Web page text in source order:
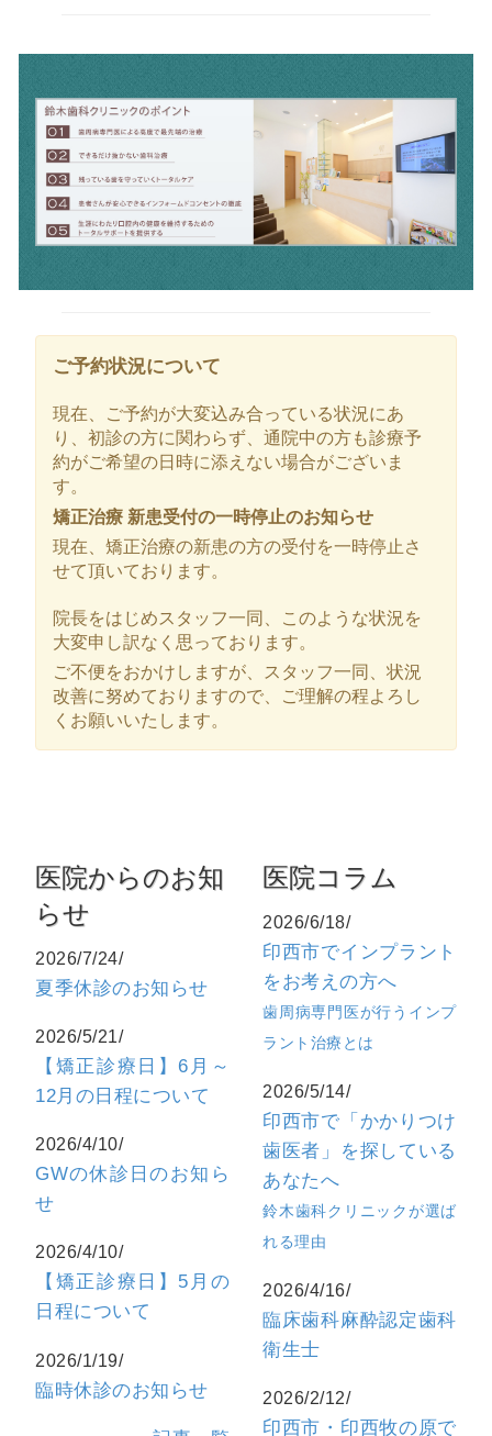
ご予約状況について
現在、ご予約が大変込み合っている状況にあ
り、初診の方に関わらず、通院中の方も診療予
約がご希望の日時に添えない場合がございま
す。
矯正治療 新患受付の一時停止のお知らせ
現在、矯正治療の新患の方の受付を一時停止さ
せて頂いております。
院長をはじめスタッフ一同、このような状況を
大変申し訳なく思っております。
ご不便をおかけしますが、スタッフ一同、状況
改善に努めておりますので、ご理解の程よろし
くお願いいたします。
医院からのお知
らせ
2026/7/24/
夏季休診のお知らせ
2026/5/21/
【矯正診療日】6月～
12月の日程について
2026/4/10/
GWの休診日のお知ら
せ
2026/4/10/
【矯正診療日】5月の
日程について
2026/1/19/
臨時休診のお知らせ
医院コラム
2026/6/18/
印西市でインプラント
をお考えの方へ
歯周病専門医が行うインプ
ラント治療とは
2026/5/14/
印西市で「かかりつけ
歯医者」を探している
あなたへ
鈴木歯科クリニックが選ば
れる理由
2026/4/16/
臨床歯科麻酔認定歯科
衛生士
2026/2/12/
印西市・印西牧の原で